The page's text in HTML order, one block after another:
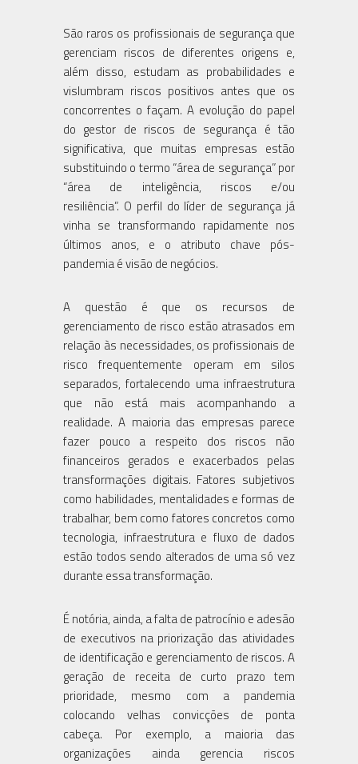
São raros os profissionais de segurança que
gerenciam riscos de diferentes origens e,
além disso, estudam as probabilidades e
vislumbram riscos positivos antes que os
concorrentes o façam. A evolução do papel
do gestor de riscos de segurança é tão
significativa, que muitas empresas estão
substituindo o termo “área de segurança” por
“área de inteligência, riscos e/ou
resiliência”. O perfil do líder de segurança já
vinha se transformando rapidamente nos
últimos anos, e o atributo chave pós-
pandemia é visão de negócios.
A questão é que os recursos de
gerenciamento de risco estão atrasados em
relação às necessidades, os profissionais de
risco frequentemente operam em silos
separados, fortalecendo uma infraestrutura
que não está mais acompanhando a
realidade. A maioria das empresas parece
fazer pouco a respeito dos riscos não
financeiros gerados e exacerbados pelas
transformações digitais. Fatores subjetivos
como habilidades, mentalidades e formas de
trabalhar, bem como fatores concretos como
tecnologia, infraestrutura e fluxo de dados
estão todos sendo alterados de uma só vez
durante essa transformação.
É notória, ainda, a falta de patrocínio e adesão
de executivos na priorização das atividades
de identificação e gerenciamento de riscos. A
geração de receita de curto prazo tem
prioridade, mesmo com a pandemia
colocando velhas convicções de ponta
cabeça. Por exemplo, a maioria das
organizações ainda gerencia riscos